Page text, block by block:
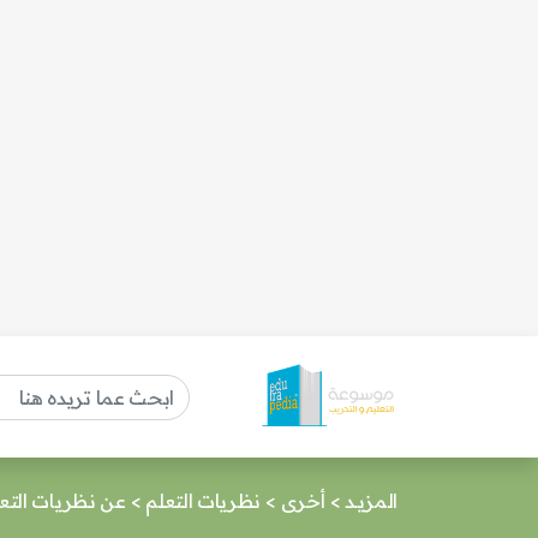
المزيـد > أخرى > نظريات التعلم > عن نظريات